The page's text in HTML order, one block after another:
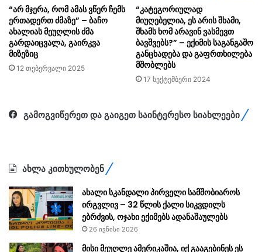
“არ მჯერა, რომ ამას ვწერ ჩემს
ერთადერთ ძმაზე” – ბაჩო
ახალიას მეუღლის ძმა
გარდაიცვალა, გაირკვა
მიზეზიც
12 თებერვალი 2025
“კატეგორიულად
მიუღებელია, ეს არის შხამი,
შხამს ხომ არავინ ვასმევთ
ბავშვებს?” – ექიმის საგანგაშო
განცხადება და გაფრთხილება
მშობლებს
17 სექტემბერი 2024
გამოგვიწერეთ და გაიგეთ საინტერესო სიახლეები
ახლა კითხულობენ
ახალი სკანდალი პირველი სამშობიაროს
ირგვლივ – 32 წლის ქალი სიკვდილს
ებრძვის, ოჯახი ექიმებს ადანაშაულებს
26 ივნისი 2026
მისი მე­უღ­ლე ამე­რი­კა­შია, იქ გა­ა­გე­ბი­ნეს ეს